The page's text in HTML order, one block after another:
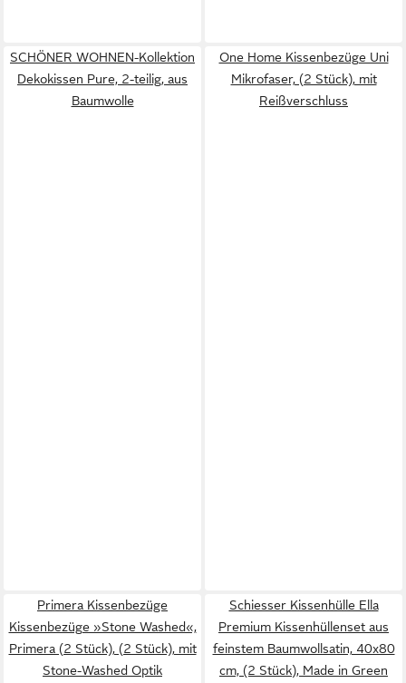
SCHÖNER WOHNEN-Kollektion
Dekokissen Pure, 2-teilig, aus
Baumwolle
One Home Kissenbezüge Uni
Mikrofaser, (2 Stück), mit
Reißverschluss
Primera Kissenbezüge
Kissenbezüge »Stone Washed«,
Primera (2 Stück), (2 Stück), mit
Stone-Washed Optik
Schiesser Kissenhülle Ella
Premium Kissenhüllenset aus
feinstem Baumwollsatin, 40x80
cm, (2 Stück), Made in Green